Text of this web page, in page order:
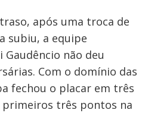
após uma troca de
subiu, a equipe
não deu
Com o domínio das
fechou o placar em três
três pontos na